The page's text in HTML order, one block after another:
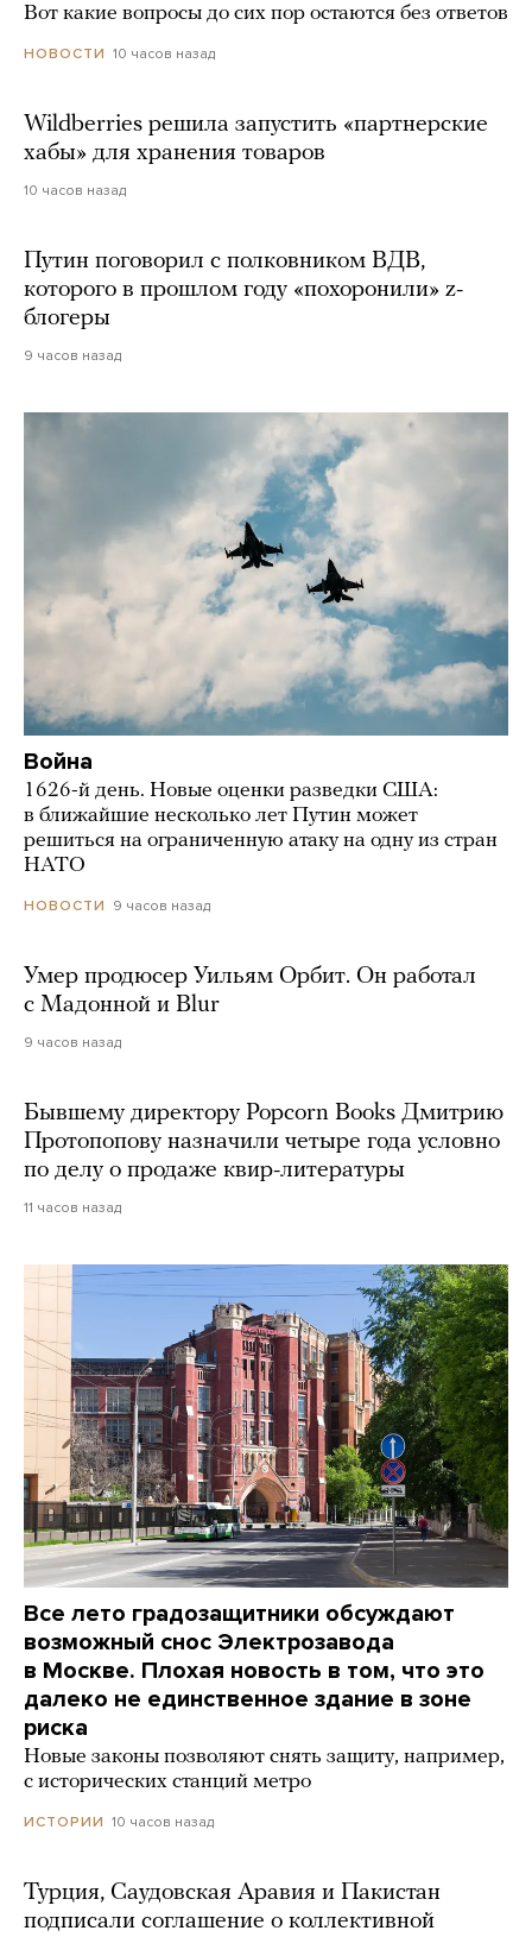
Вот какие вопросы до сих пор остаются без ответов
НОВОСТИ 10 часов назад
Wildberries решила запустить «партнерские
хабы» для хранения товаров
10 часов назад
Путин поговорил с полковником ВДВ,
которого в прошлом году «похоронили» z-
блогеры
9 часов назад
Война
1626-й день. Новые оценки разведки США:
в ближайшие несколько лет Путин может
решиться на ограниченную атаку на одну из стран
НАТО
НОВОСТИ 9 часов назад
Умер продюсер Уильям Орбит. Он работал
с Мадонной и Blur
9 часов назад
Бывшему директору Popcorn Books Дмитрию
Протопопову назначили четыре года условно
по делу о продаже квир-литературы
11 часов назад
Все лето градозащитники обсуждают
возможный снос Электрозавода
в Москве. Плохая новость в том, что это
далеко не единственное здание в зоне
риска
Новые законы позволяют снять защиту, например,
с исторических станций метро
ИСТОРИИ 10 часов назад
Турция, Саудовская Аравия и Пакистан
подписали соглашение о коллективной